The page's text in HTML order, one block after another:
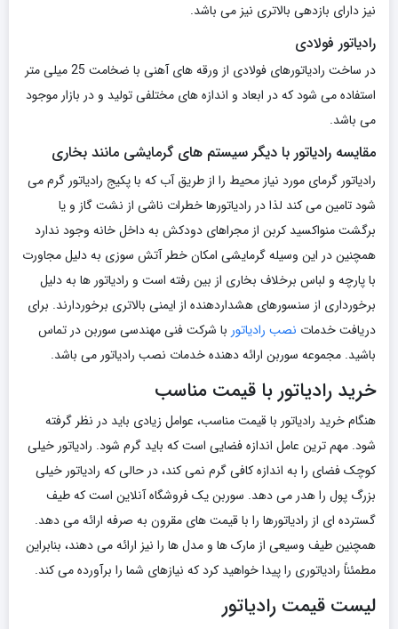
نیز دارای بازدهی بالاتری نیز می باشد.
رادیاتور فولادی
در ساخت رادیاتورهای فولادی از ورقه های آهنی با ضخامت 25 میلی متر
استفاده می شود که در ابعاد و اندازه های مختلفی تولید و در بازار موجود
می باشد.
مقایسه رادیاتور با دیگر سیستم های گرمایشی مانند بخاری
رادیاتور گرمای مورد نیاز محیط را از طریق آب که با پکیج رادیاتور گرم می
شود تامین می کند لذا در رادیاتورها خطرات ناشی از نشت گاز و یا
برگشت منواکسید کربن از مجراهای دودکش به داخل خانه وجود ندارد
همچنین در این وسیله گرمایشی امکان خطر آتش سوزی به دلیل مجاورت
با پارچه و لباس برخلاف بخاری از بین رفته است و رادیاتور ها به دلیل
برخورداری از سنسورهای هشداردهنده از ایمنی بالاتری برخوردارند. برای
دریافت خدمات نصب رادیاتور با شرکت فنی مهندسی سوربن در تماس
باشید. مجموعه سوربن ارائه دهنده خدمات نصب رادیاتور می باشد.
خرید رادیاتور با قیمت مناسب
هنگام خرید رادیاتور با قیمت مناسب، عوامل زیادی باید در نظر گرفته
شود. مهم ترین عامل اندازه فضایی است که باید گرم شود. رادیاتور خیلی
کوچک فضای را به اندازه کافی گرم نمی کند، در حالی که رادیاتور خیلی
بزرگ پول را هدر می دهد. سوربن یک فروشگاه آنلاین است که طیف
گسترده ای از رادیاتورها را با قیمت های مقرون به صرفه ارائه می دهد.
همچنین طیف وسیعی از مارک ها و مدل ها را نیز ارائه می دهند، بنابراین
مطمئناً رادیاتوری را پیدا خواهید کرد که نیازهای شما را برآورده می کند.
لیست قیمت رادیاتور